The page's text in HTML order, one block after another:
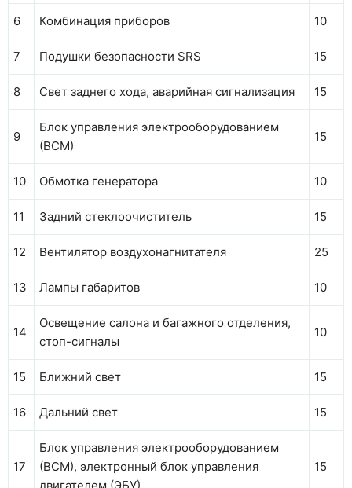
6 Комбинация приборов 10
7 Подушки безопасности SRS 15
8 Свет заднего хода, аварийная сигнализация 15
9
Блок управления электрооборудованием
(ВСМ)
15
10 Обмотка генератора 10
11 Задний стеклоочиститель 15
12 Вентилятор воздухонагнитателя 25
13 Лампы габаритов 10
14
Освещение салона и багажного отделения,
стоп-сигналы
10
15 Ближний свет 15
16 Дальний свет 15
17
Блок управления электрооборудованием
(ВСМ), электронный блок управления
15